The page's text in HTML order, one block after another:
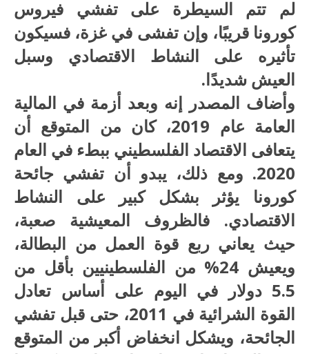
لم تتم السيطرة على تفشي فيروس
كورونا قريبًا، وإن تفشى في غزة، فسيكون
تأثيره على النشاط الاقتصادي وسبل
العيش شديدًا.
وأضاف المصدر إنه وبعد أزمة في المالية
العامة عام 2019، كان من المتوقع أن
يتعافى الاقتصاد الفلسطيني ببطء في العام
2020. ومع ذلك، يبدو أن تفشي جائحة
كورونا يؤثر بشكل كبير على النشاط
الاقتصادي. فالظروف المعيشية صعبة،
حيث يعاني ربع قوة العمل من البطالة،
ويعيش 24% من الفلسطينيين بأقل من
5.5 دولار في اليوم على أساس تعادل
القوة الشرائية في 2011، حتى قبل تفشي
الجائحة، ويشكل انخفاض أكبر من المتوقع